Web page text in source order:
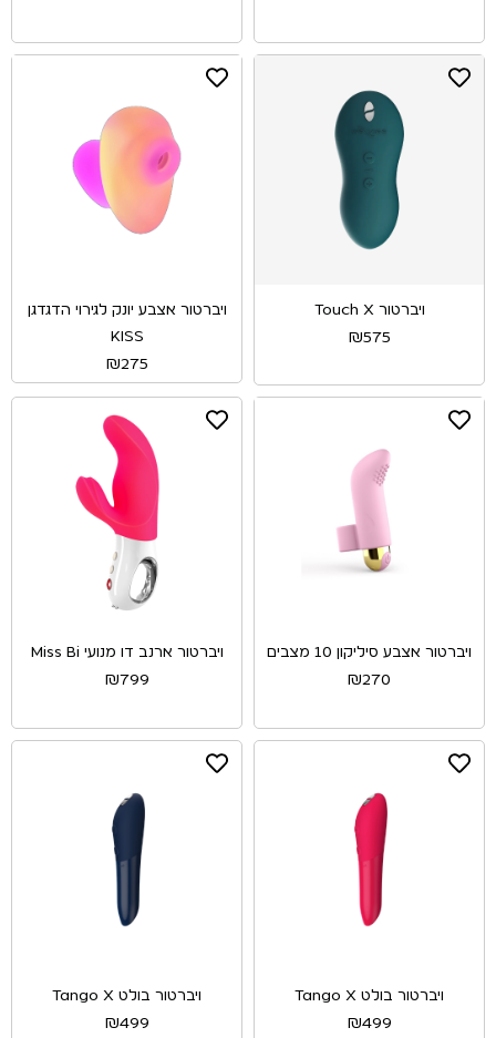
ויברטור Touch X
₪575
ויברטור אצבע יונק לגירוי הדגדגן
KISS
₪275
ויברטור אצבע סיליקון 10 מצבים
₪270
ויברטור ארנב דו מנועי Miss Bi
₪799
ויברטור בולט Tango X
₪499
ויברטור בולט Tango X
₪499